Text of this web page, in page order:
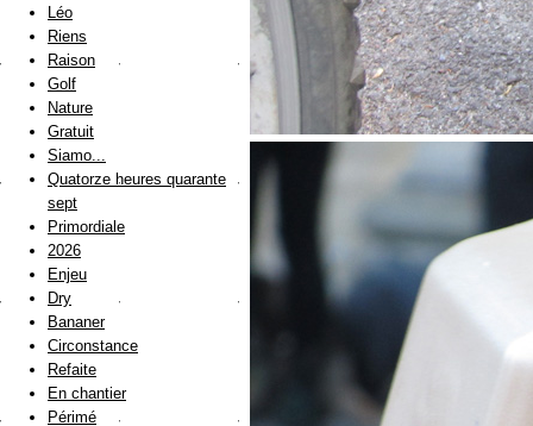
Léo
Riens
Raison
Golf
Nature
Gratuit
Siamo...
Quatorze heures quarante
sept
Primordiale
2026
Enjeu
Dry
Bananer
Circonstance
Refaite
En chantier
Périmé